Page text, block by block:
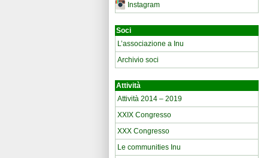
Instagram
Soci
L’associazione a Inu
Archivio soci
Attività
Attività 2014 – 2019
XXIX Congresso
XXX Congresso
Le communities Inu